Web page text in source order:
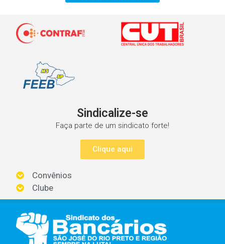
Sindicalize-se
Faça parte de um sindicato forte!
Clique aqui
Convênios
Clube